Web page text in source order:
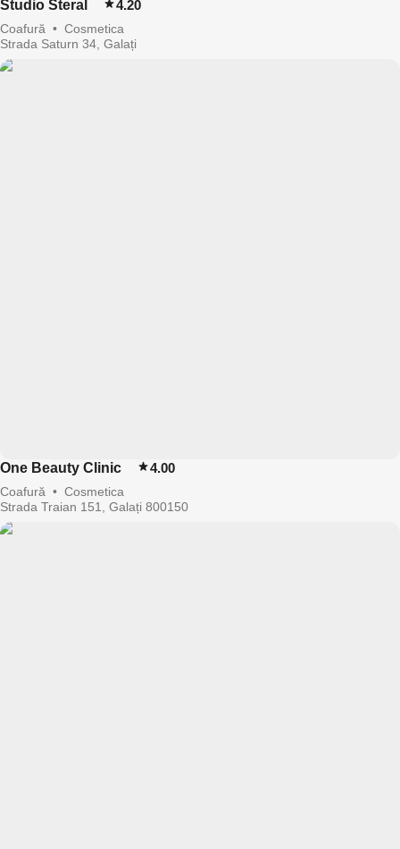
Studio Steral 4.20
Coafură • Cosmetica
Strada Saturn 34, Galați
One Beauty Clinic 4.00
Coafură • Cosmetica
Strada Traian 151, Galați 800150